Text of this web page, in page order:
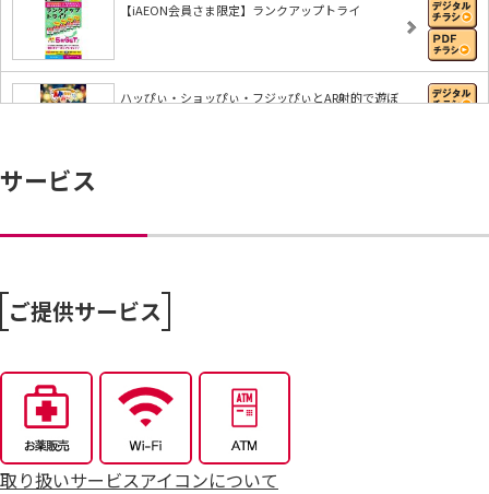
【iAEON会員さま限定】ランクアップトライ
ハッぴぃ・ショッぴぃ・フジッぴぃとAR射的で遊ぼ
サービス
ご提供サービス
取り扱いサービスアイコンについて